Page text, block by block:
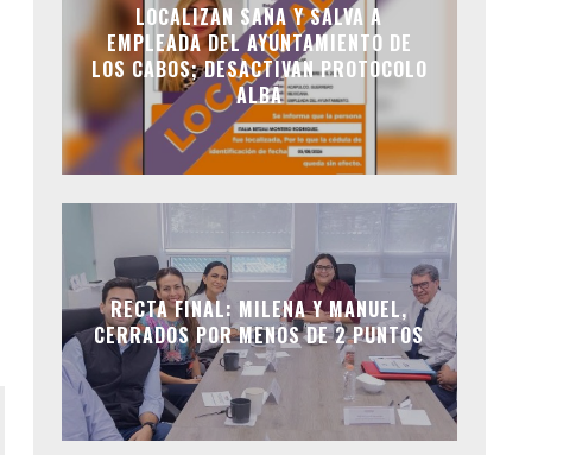
LOCALIZAN SANA Y SALVA A
EMPLEADA DEL AYUNTAMIENTO DE
LOS CABOS; DESACTIVAN PROTOCOLO
ALBA
RECTA FINAL: MILENA Y MANUEL,
CERRADOS POR MENOS DE 2 PUNTOS